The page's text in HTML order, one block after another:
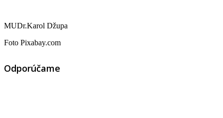
MUDr.Karol Džupa
Foto Pixabay.com
Odporúčame